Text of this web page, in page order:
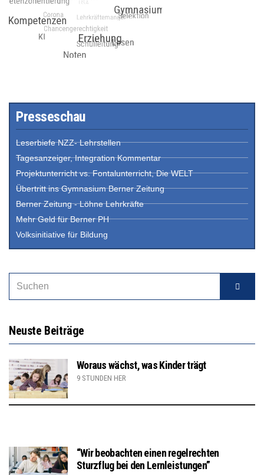
Presseschau
Leserbiefe NZZ- Lehrstellen
Tagesanzeiger, Integration Kommentar
Projektunterricht vs. Fontalunterricht, Die WELT
Übertritt ins Gymnasium Berner Zeitung
Berner Zeitung - Löhne Lehrkräfte
Mehr Geld für Berner PH
Volksinitiative für Bildung
Neuste Beiträge
Woraus wächst, was Kinder trägt
9 STUNDEN HER
“Wir beobachten einen regelrechten
Sturzflug bei den Lernleistungen”